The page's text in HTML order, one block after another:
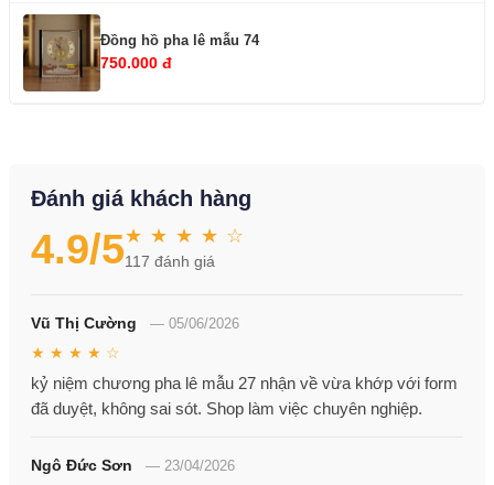
Đồng hồ pha lê mẫu 74
750.000 đ
Đánh giá khách hàng
4.9/5★ ★ ★ ★ ☆
117 đánh giá
Vũ Thị Cường — 05/06/2026
★ ★ ★ ★ ☆
kỷ niệm chương pha lê mẫu 27 nhận về vừa khớp với form
đã duyệt, không sai sót. Shop làm việc chuyên nghiệp.
Ngô Đức Sơn — 23/04/2026